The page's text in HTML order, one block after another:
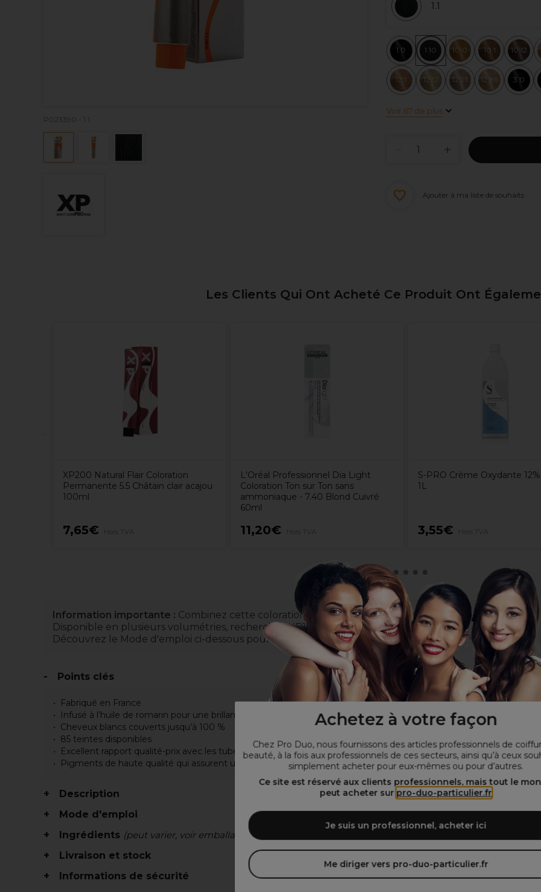
Achetez à votre façon
Chez Pro Duo, nous fournissons des articles professionnels de
beauté, à la fois aux professionnels de ces secteurs, ainsi qu’à ceux
simplement acheter pour eux-mêmes ou pour d’autres.
Ce site est réservé aux clients professionnels, mais tout le
peut acheter sur pro-duo-particulier.fr
Je suis un professionnel, acheter ici
Me diriger vers pro-duo-particulier.fr
P023390 - 1.1
1.1
1.0 1.10 10.0 10.1 10.12
12.1 12.12 12.21 12.89 3.0
Voir 67 de plus
Ajouter à ma liste de souhaits
Les Clients Qui Ont Acheté Ce Produit Ont
XP200 Natural Flair Coloration
Permanente 5.5 Châtain clair acajou
100ml
7,65€
L'Oréal Professionnel Dia Light
Coloration Ton sur Ton sans
ammoniaque - 7.40 Blond Cuivré
60ml
11,20€
S-PRO Crème Oxydante
1L
3,55€
Information importante : Combinez cette coloration avec un des oxydant XP100
Disponible en plusieurs volumétries, recherchez XP100 Intense Crème Oxydante.
Découvrez le Mode d'emploi ci-dessous pour plus de détails.
Points clés
Fabriqué en France
Infusé à l’huile de romarin pour une brillance optimale
Cheveux blancs couverts jusqu’à 100 %
85 teintes disponibles
Excellent rapport qualité-prix avec les tubes de 100ml (2x le standard)
Pigments de haute qualité qui assurent une excellente couverture
Description
Mode d'emploi
Ingrédients (peut varier, voir emballage)
Livraison et stock
Informations de sécurité